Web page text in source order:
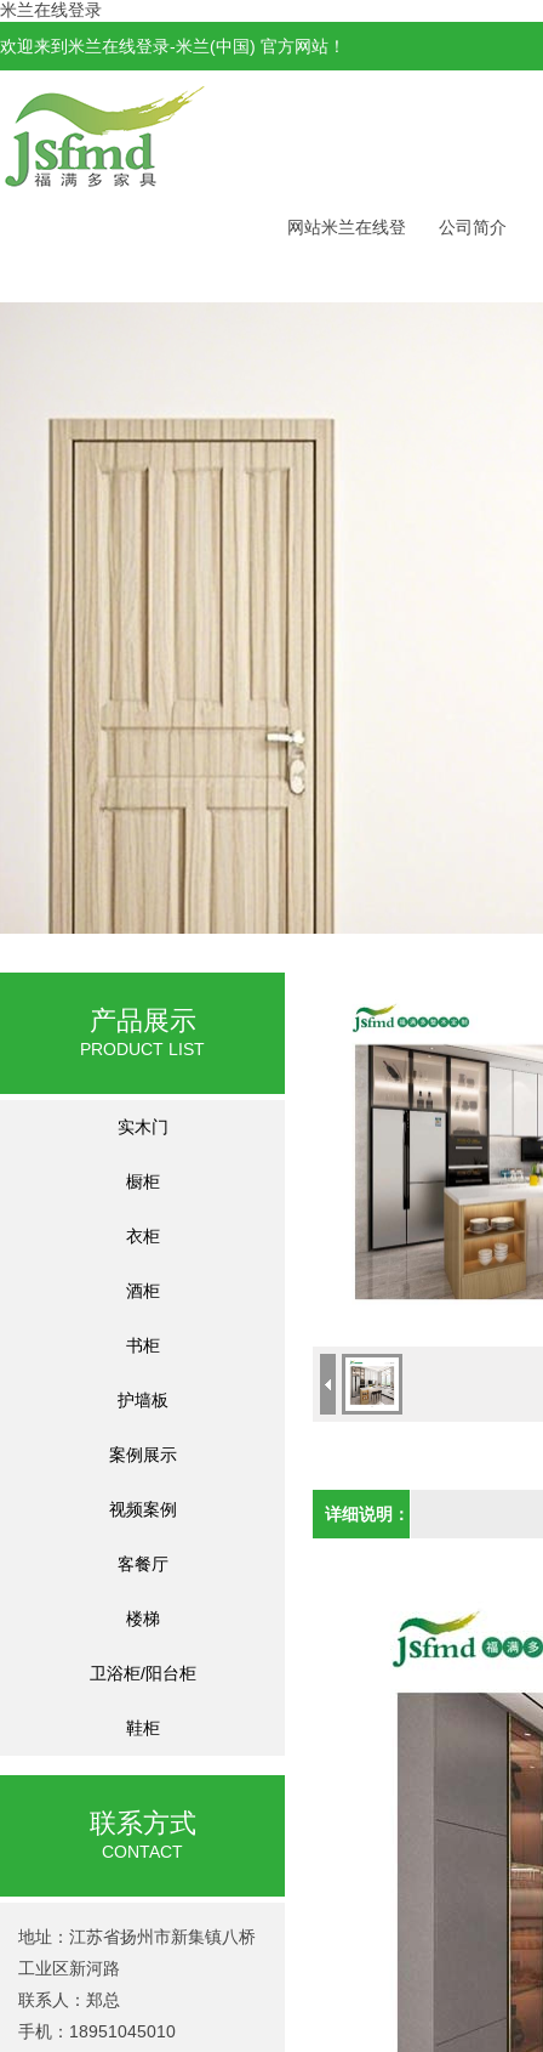
米兰在线登录
欢迎来到米兰在线登录-米兰(中国) 官方网站！
网站米兰在线登 公司简介
产品展示
PRODUCT LIST
实木门
橱柜
衣柜
酒柜
书柜
护墙板
案例展示
视频案例
客餐厅
楼梯
卫浴柜/阳台柜
鞋柜
联系方式
CONTACT
地址：江苏省扬州市新集镇八桥
工业区新河路
联系人：郑总
手机：18951045010
详细说明：